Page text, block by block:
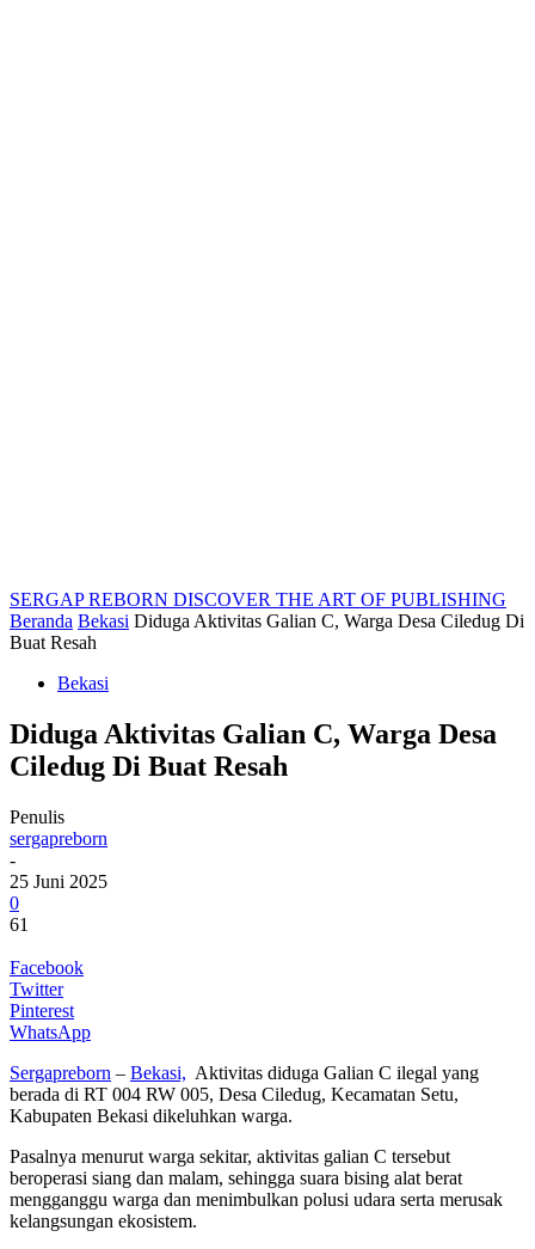
SERGAP REBORN DISCOVER THE ART OF PUBLISHING
Beranda Bekasi Diduga Aktivitas Galian C, Warga Desa Ciledug Di
Buat Resah
Bekasi
Diduga Aktivitas Galian C, Warga Desa
Ciledug Di Buat Resah
Penulis
sergapreborn
-
25 Juni 2025
0
61
Facebook
Twitter
Pinterest
WhatsApp
Sergapreborn – Bekasi, Aktivitas diduga Galian C ilegal yang
berada di RT 004 RW 005, Desa Ciledug, Kecamatan Setu,
Kabupaten Bekasi dikeluhkan warga.
Pasalnya menurut warga sekitar, aktivitas galian C tersebut
beroperasi siang dan malam, sehingga suara bising alat berat
mengganggu warga dan menimbulkan polusi udara serta merusak
kelangsungan ekosistem.